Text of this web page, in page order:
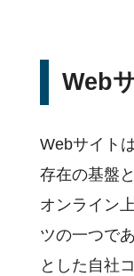
Web
Webサイト
存在の基盤
オンライン
ツの一つで
とした自社